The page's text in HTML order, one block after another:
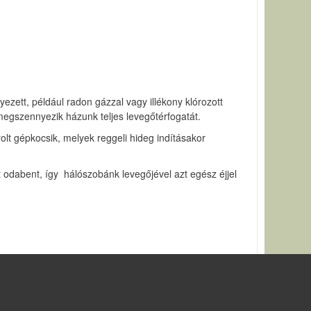
például radon gázzal vagy illékony klórozott
házunk teljes levegőtérfogatát.
gépkocsik, melyek reggeli hideg indításakor
így hálószobánk levegőjével azt egész éjjel